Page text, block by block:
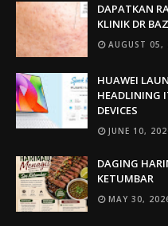
DAPATKAN
KLINIK DR
AUGUST 05,
HUAWEI
HEADLINING
DEVICES
JUNE 10,
DAGING
KETUMBAR
MAY 30,